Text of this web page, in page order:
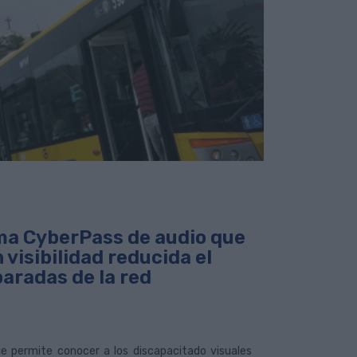
CyberPass de audio que
visibilidad reducida el
de la red
permite conocer a los discapacitado visuales